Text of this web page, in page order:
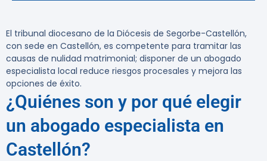
El tribunal diocesano de la Diócesis de Segorbe-Castellón,
con sede en Castellón, es competente para tramitar las
causas de nulidad matrimonial; disponer de un abogado
especialista local reduce riesgos procesales y mejora las
opciones de éxito.
¿Quiénes son y por qué elegir
un abogado especialista en
Castellón?